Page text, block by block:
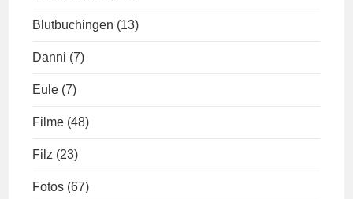
Blutbuchingen (13)
Danni (7)
Eule (7)
Filme (48)
Filz (23)
Fotos (67)